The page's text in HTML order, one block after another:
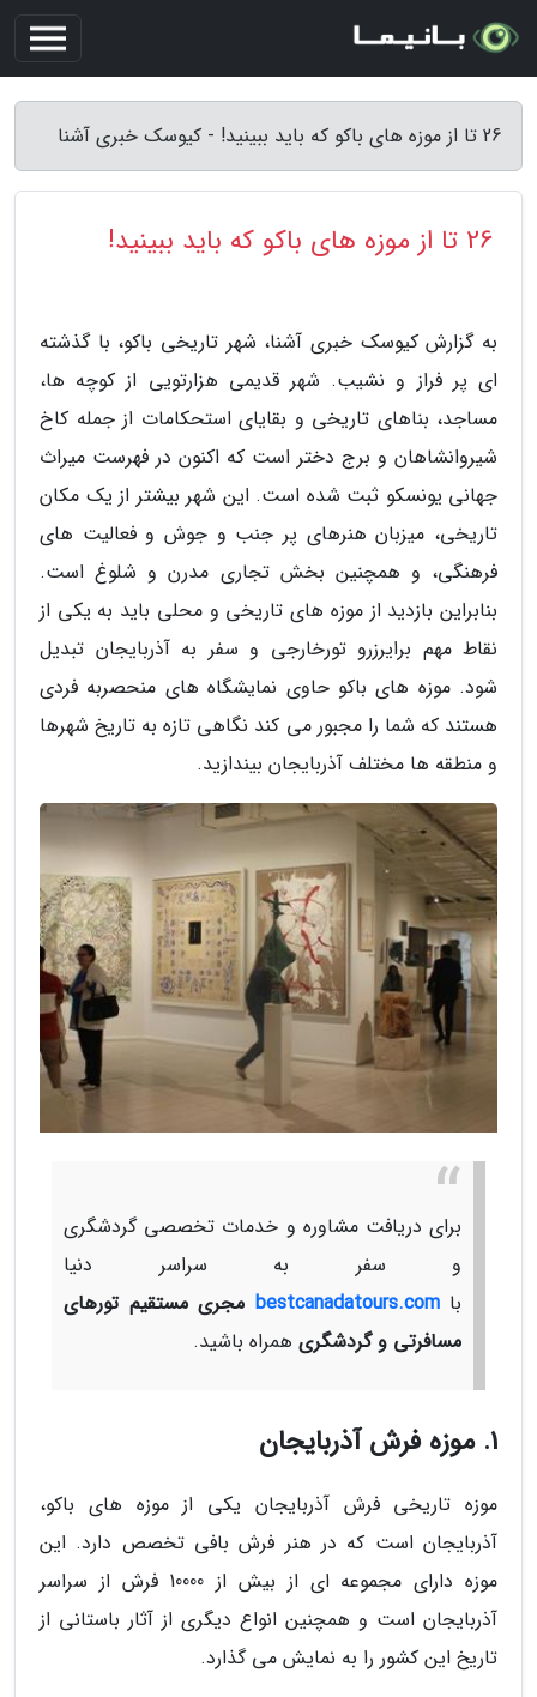
26 تا از موزه های باکو که باید ببینید! - کیوسک خبری آشنا
26 تا از موزه های باکو که باید ببینید!
به گزارش کیوسک خبری آشنا، شهر تاریخی باکو، با گذشته
ای پر فراز و نشیب. شهر قدیمی هزارتویی از کوچه ها،
مساجد، بناهای تاریخی و بقایای استحکامات از جمله کاخ
شیروانشاهان و برج دختر است که اکنون در فهرست میراث
جهانی یونسکو ثبت شده است. این شهر بیشتر از یک مکان
تاریخی، میزبان هنرهای پر جنب و جوش و فعالیت های
فرهنگی، و همچنین بخش تجاری مدرن و شلوغ است.
بنابراین بازدید از موزه های تاریخی و محلی باید به یکی از
نقاط مهم برایرزرو تورخارجی و سفر به آذربایجان تبدیل
شود. موزه های باکو حاوی نمایشگاه های منحصربه فردی
هستند که شما را مجبور می کند نگاهی تازه به تاریخ شهرها
و منطقه ها مختلف آذربایجان بیندازید.
برای دریافت مشاوره و خدمات تخصصی گردشگری
و سفر به سراسر دنیا
باbestcanadatours.com مجری مستقیم تورهای
مسافرتی و گردشگری همراه باشید.
1. موزه فرش آذربایجان
موزه تاریخی فرش آذربایجان یکی از موزه های باکو،
آذربایجان است که در هنر فرش بافی تخصص دارد. این
موزه دارای مجموعه ای از بیش از 10000 فرش از سراسر
آذربایجان است و همچنین انواع دیگری از آثار باستانی از
تاریخ این کشور را به نمایش می گذارد.